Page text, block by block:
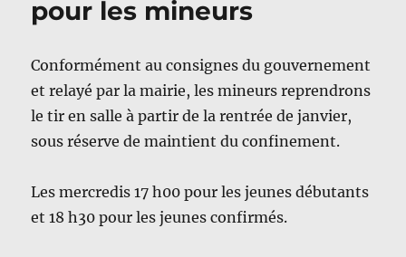
pour les mineurs
Conformément au consignes du gouvernement
et relayé par la mairie, les mineurs reprendrons
le tir en salle à partir de la rentrée de janvier,
sous réserve de maintient du confinement.
Les mercredis 17 h00 pour les jeunes débutants
et 18 h30 pour les jeunes confirmés.